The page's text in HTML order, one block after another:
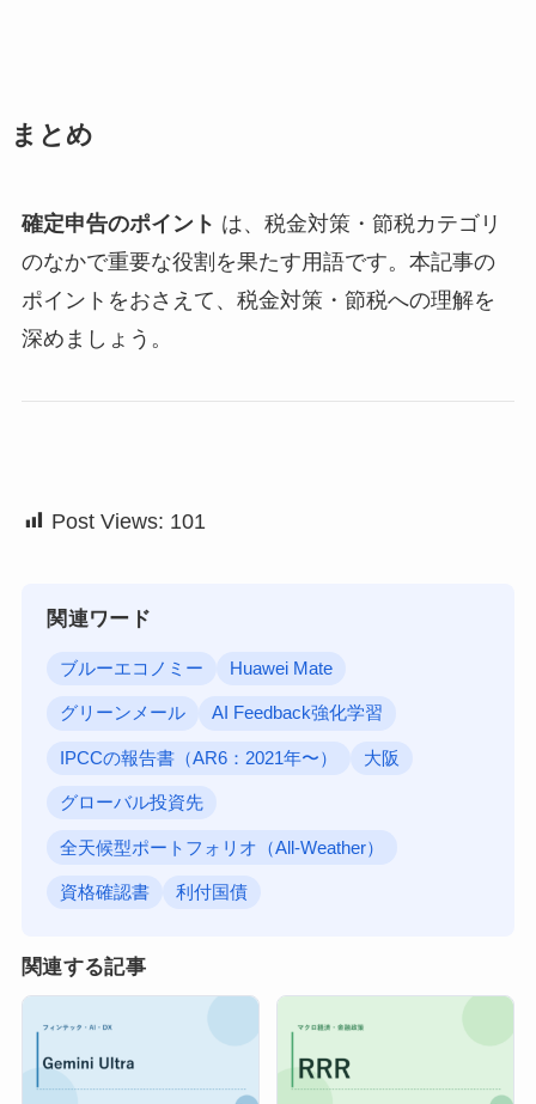
まとめ
確定申告のポイント は、税金対策・節税カテゴリ
のなかで重要な役割を果たす用語です。本記事の
ポイントをおさえて、税金対策・節税への理解を
深めましょう。
Post Views: 101
関連ワード
ブルーエコノミー Huawei Mate
グリーンメール AI Feedback強化学習
IPCCの報告書（AR6：2021年〜） 大阪
グローバル投資先
全天候型ポートフォリオ（All-Weather）
資格確認書 利付国債
関連する記事